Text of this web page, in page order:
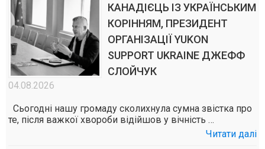
КАНАДІЄЦЬ ІЗ УКРАЇНСЬКИМ
КОРІННЯМ, ПРЕЗИДЕНТ
ОРГАНІЗАЦІЇ YUKON
SUPPORT UKRAINE ДЖЕФФ
СЛОЙЧУК
04.08.2026
Сьогодні нашу громаду сколихнула сумна звістка про
те, після важкої хвороби відійшов у вічність …
Читати далі